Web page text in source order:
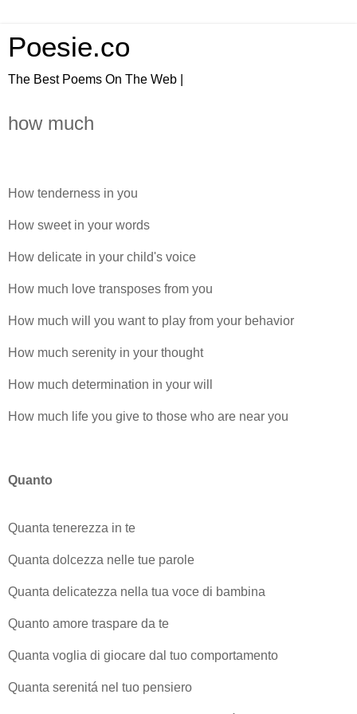
Poesie.co
The Best Poems On The Web |
how much
How tenderness in you
How sweet in your words
How delicate in your child's voice
How much love transposes from you
How much will you want to play from your behavior
How much serenity in your thought
How much determination in your will
How much life you give to those who are near you
Quanto
Quanta tenerezza in te
Quanta dolcezza nelle tue parole
Quanta delicatezza nella tua voce di bambina
Quanto amore traspare da te
Quanta voglia di giocare dal tuo comportamento
Quanta serenitá nel tuo pensiero